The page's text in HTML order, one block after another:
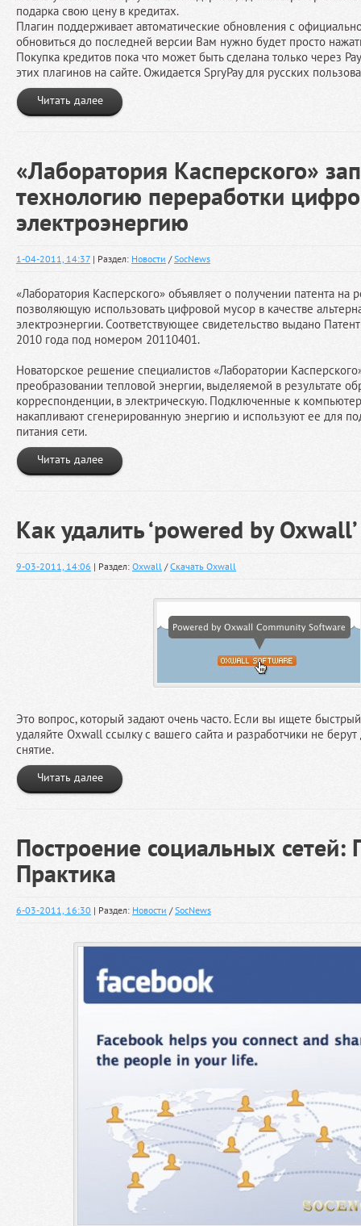
подарка свою цену в кредитах.
Плагин поддерживает автоматические обновления с
обновиться до последней версии Вам нужно будет просто
Покупка кредитов пока что может быть сделана только через
этих плагинов на сайте. Ожидается SpryPay для русских
Читать далее
«Лаборатория Касперского»
технологию переработки
электроэнергию
1-04-2011, 14:37 | Раздел: Новости /SocNews
«Лаборатория Касперского» объявляет о получении патента
позволяющую использовать цифровой мусор в качестве
электроэнергии. Соответствующее свидетельство выдано
2010 года под номером 20110401.
Новаторское решение специалистов «Лаборатории
преобразовании тепловой энергии, выделяемой в результате
корреспонденции, в электрическую. Подключенные к
накапливают сгенерированную энергию и используют ее для
питания сети.
Читать далее
Как удалить ‘powered by Oxwall’
9-03-2011, 14:06 | Раздел: Oxwall /Скачать Oxwall
Это вопрос, который задают очень часто. Если вы ищете
удаляйте Oxwall ссылку с вашего сайта и разработчики не
снятие.
Читать далее
Построение социальных
Практика
6-03-2011, 16:30 | Раздел: Новости /SocNews